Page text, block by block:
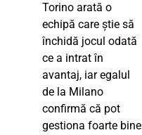
Torino arată o
echipă care știe să
închidă jocul odată
ce a intrat în
avantaj, iar egalul
de la Milano
confirmă că pot
gestiona foarte bine